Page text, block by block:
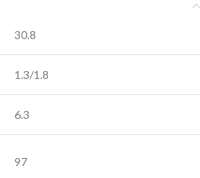
30.8
1.3/1.8
6.3
97